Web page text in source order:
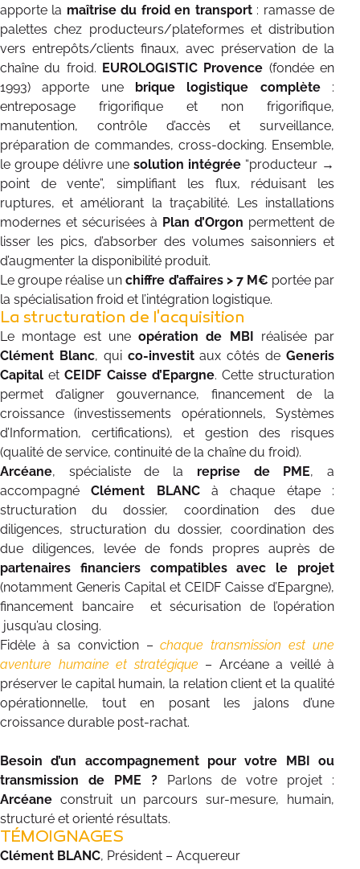
apporte la maîtrise du froid en transport: ramasse de
palettes chez producteurs/plateformes et distribution
vers entrepôts/clients finaux, avec préservation de la
chaîne du froid. EUROLOGISTIC Provence (fondée en
1993) apporte une
brique logistique complète:
entreposage frigorifique et non frigorifique,
manutention, contrôle d’accès et surveillance,
préparation de commandes, cross-docking. Ensemble,
le groupe délivre une solution intégrée “producteur →
point de vente”, simplifiant les flux, réduisant les
ruptures, et améliorant la traçabilité. Les installations
modernes et sécurisées à Plan d’Orgon permettent de
lisser les pics, d’absorber des volumes saisonniers et
d’augmenter la disponibilité produit.
Le groupe réalise unchiffre d’affaires > 7 M€ portée par
la spécialisation froid et l’intégration logistique.
La structuration de l'acquisition
Le montage est une opération de MBI
réalisée par
Clément Blanc, qui co-investitaux côtés deGeneris
Capital etCEIDF Caisse d’Epargne. Cette structuration
permet d’aligner gouvernance, financement de la
croissance (investissements opérationnels, Systèmes
d’Information, certifications), et gestion des risques
(qualité de service, continuité de la chaîne du froid).
Arcéane, spécialiste de la reprise de PME, a
accompagnéClément BLANCà chaque étape :
structuration du dossier, coordination des due
diligences, structuration du dossier, coordination des
due diligences, levée de fonds propres auprès de
partenaires financiers compatibles avec le projet
(notamment Generis Capital et CEIDF Caisse d’Epargne),
financement bancaire et sécurisation de l’opération
jusqu’au closing.
Fidèle à sa conviction –chaque transmission est une
aventure humaine et stratégique – Arcéane a veillé à
préserver le capital humain, la relation client et la qualité
opérationnelle, tout en posant les jalons d’une
croissance durable post-rachat.
Besoin d’un accompagnement pour votre MBI ou
transmission de PME ?Parlons de votre projet :
Arcéane construit un parcours sur-mesure, humain,
structuré et orienté résultats.
TÉMOIGNAGES
Clément BLANC, Président – Acquereur